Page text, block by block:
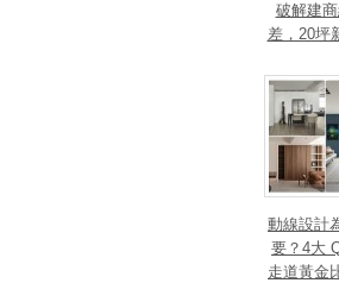
破解建
差，20坪
錢
動線設計
要？4大
走道黃金